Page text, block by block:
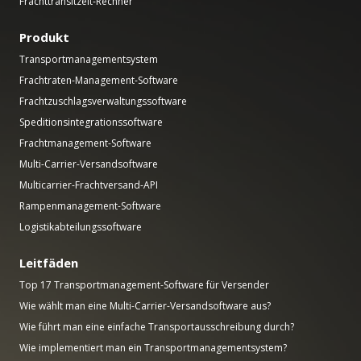
Produkt
Transportmanagementsystem
Frachtraten-Management-Software
Frachtzuschlagsverwaltungssoftware
Speditionsintegrationssoftware
Frachtmanagement-Software
Multi-Carrier-Versandsoftware
Multicarrier-Frachtversand-API
Rampenmanagement-Software
Logistikabteilungssoftware
Leitfäden
Top 17 Transportmanagement-Software für Versender
Wie wählt man eine Multi-Carrier-Versandsoftware aus?
Wie führt man eine einfache Transportausschreibung durch?
Wie implementiert man ein Transportmanagementsystem?